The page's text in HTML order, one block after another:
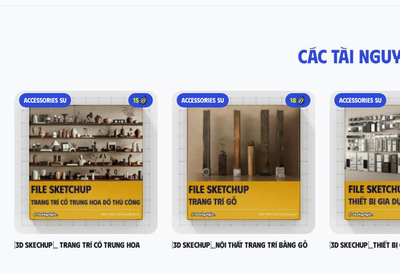
Các tài
ACCESSORIES SU 15
[3D SKECHUP]_ Trang trí cổ Trung Hoa
ACCESSORIES SU 18
[3D SKECHUP]_Nội thất trang trí bằng gỗ
ACCESSORIES SU
[3D SKECHUP]_Thiết